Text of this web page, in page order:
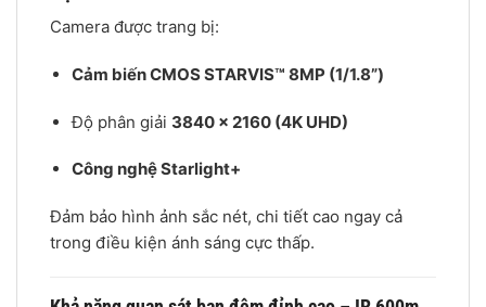
Camera được trang bị:
Cảm biến CMOS STARVIS™ 8MP (1/1.8”)
Độ phân giải 3840 × 2160 (4K UHD)
Công nghệ Starlight+
Đảm bảo hình ảnh sắc nét, chi tiết cao ngay cả
trong điều kiện ánh sáng cực thấp.